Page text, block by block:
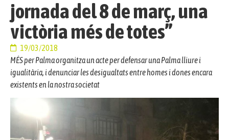
jornada del 8 de març, una
victòria més de totes”
19/03/2018
MÉS per Palma organitza un acte per defensar una Palma lliure i
igualitària, i denunciar les desigualtats entre homes i dones encara
existents en la nostra societat